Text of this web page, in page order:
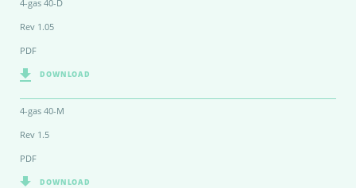
4-gas 40-D
Rev 1.05
PDF
DOWNLOAD
4-gas 40-M
Rev 1.5
PDF
DOWNLOAD